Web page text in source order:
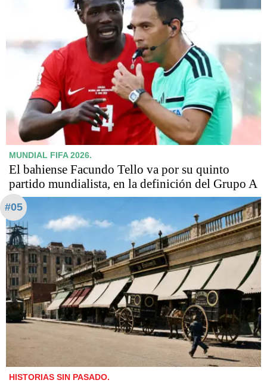
MUNDIAL FIFA 2026.
El bahiense Facundo Tello va por su quinto
partido mundialista, en la definición del Grupo A
#05
HISTORIAS SIN PASADO.